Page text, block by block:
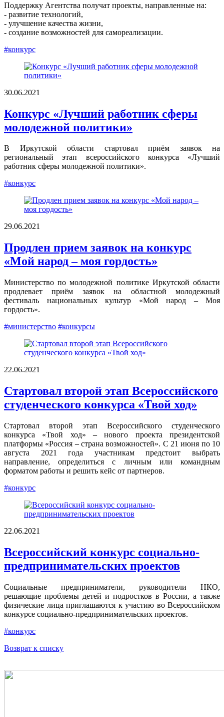
Поддержку Агентства получат проекты, направленные на:
- развитие технологий,
- улучшение качества жизни,
- создание возможностей для самореализации.
#конкурс
30.06.2021
Конкурс «Лучший работник сферы
молодежной политики»
В Иркутской области стартовал приём заявок на
региональный этап всероссийского конкурса «Лучший
работник сферы молодежной политики».
#конкурс
29.06.2021
Продлен прием заявок на конкурс
«Мой народ – моя гордость»
Министерство по молодежной политике Иркутской области
продлевает приём заявок на областной молодежный
фестиваль национальных культур «Мой народ – Моя
гордость».
#министерство #конкурсы
22.06.2021
Стартовал второй этап Всероссийского
студенческого конкурса «Твой ход»
Стартовал второй этап Всероссийского студенческого
конкурса «Твой ход» – нового проекта президентской
платформы «Россия – страна возможностей». С 21 июня по 10
августа 2021 года участникам предстоит выбрать
направление, определиться с личным или командным
форматом работы и решить кейс от партнеров.
#конкурс
22.06.2021
Всероссийский конкурс социально-
предпринимательских проектов
Социальные предприниматели, руководители НКО,
решающие проблемы детей и подростков в России, а также
физические лица приглашаются к участию во Всероссийском
конкурсе социально-предпринимательских проектов.
#конкурс
Возврат к списку